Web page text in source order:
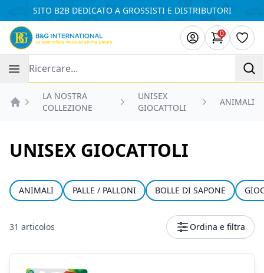
SITO B2B DEDICATO A GROSSISTI E DISTRIBUTORI
0
Articoli
LA NOSTRA
COLLEZIONE
UNISEX
GIOCATTOLI
ANIMALI
UNISEX GIOCATTOLI
ANIMALI PALLE / PALLONI BOLLE DI SAPONE
31 articolos Ordina e filtra
Prodotti
Pannello di gestione dei cookies